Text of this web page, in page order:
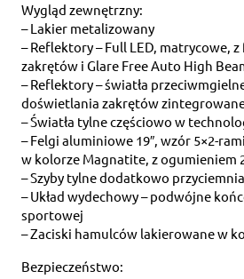
Wygląd zewnętrzny:
– Lakier metalizowany
– Reflektory – Full LED, matrycowe,
zakrętów i Glare Free Auto High
– Reflektory – światła
doświetlania zakrętów
– Światła tylne częściowo w
– Felgi aluminiowe 19″, wzór 5×2-
w kolorze Magnatite, z ogumieniem
– Szyby tylne dodatkowo
– Układ wydechowy – podwójne
sportowej
– Zaciski hamulców lakierowane w
Bezpieczeństwo: